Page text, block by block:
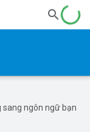
sang ngôn ngữ bạn